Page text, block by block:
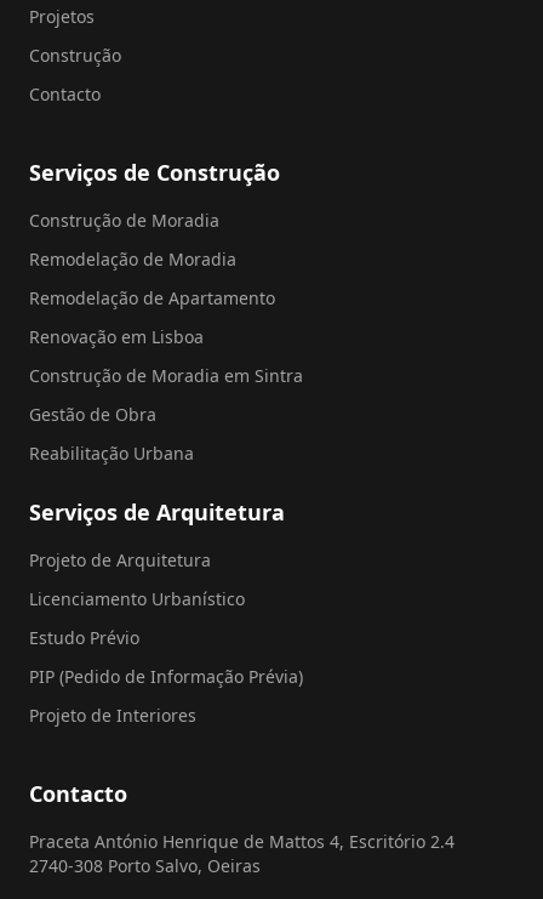
Projetos
Construção
Contacto
Serviços de Construção
Construção de Moradia
Remodelação de Moradia
Remodelação de Apartamento
Renovação em Lisboa
Construção de Moradia em Sintra
Gestão de Obra
Reabilitação Urbana
Serviços de Arquitetura
Projeto de Arquitetura
Licenciamento Urbanístico
Estudo Prévio
PIP (Pedido de Informação Prévia)
Projeto de Interiores
Contacto
Praceta António Henrique de Mattos 4, Escritório 2.4
2740-308 Porto Salvo, Oeiras